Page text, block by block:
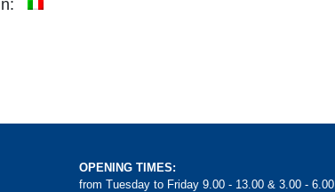
OPENING TIMES:
from Tuesday to Friday 9.00 - 13.00 & 3.00 - 6.00